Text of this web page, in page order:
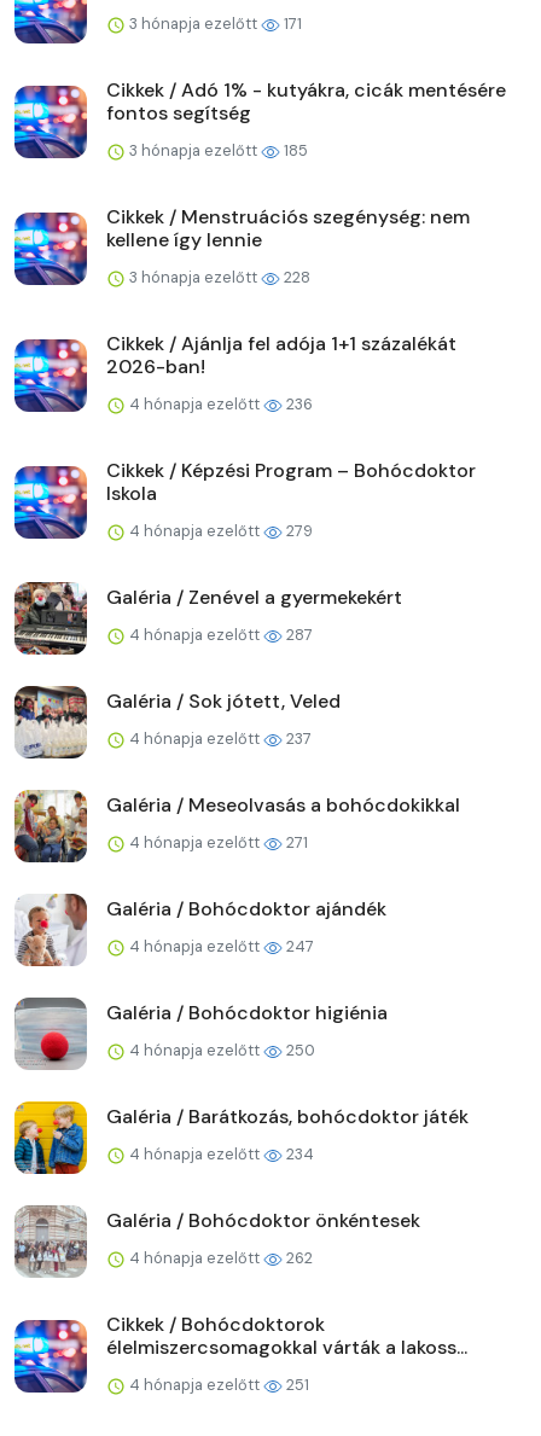
3 hónapja ezelőtt 171
Cikkek / Adó 1% - kutyákra, cicák mentésére
fontos segítség
3 hónapja ezelőtt 185
Cikkek / Menstruációs szegénység: nem
kellene így lennie
3 hónapja ezelőtt 228
Cikkek / Ajánlja fel adója 1+1 százalékát
2026-ban!
4 hónapja ezelőtt 236
Cikkek / Képzési Program – Bohócdoktor
Iskola
4 hónapja ezelőtt 279
Galéria / Zenével a gyermekekért
4 hónapja ezelőtt 287
Galéria / Sok jótett, Veled
4 hónapja ezelőtt 237
Galéria / Meseolvasás a bohócdokikkal
4 hónapja ezelőtt 271
Galéria / Bohócdoktor ajándék
4 hónapja ezelőtt 247
Galéria / Bohócdoktor higiénia
4 hónapja ezelőtt 250
Galéria / Barátkozás, bohócdoktor játék
4 hónapja ezelőtt 234
Galéria / Bohócdoktor önkéntesek
4 hónapja ezelőtt 262
Cikkek / Bohócdoktorok
élelmiszercsomagokkal várták a lakoss...
4 hónapja ezelőtt 251